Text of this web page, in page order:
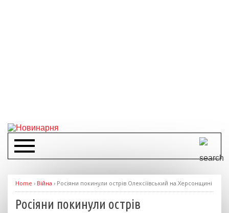
Home › Війна › Росіяни покинули острів Олексіївський на Херсонщині
Росіяни покинули острів